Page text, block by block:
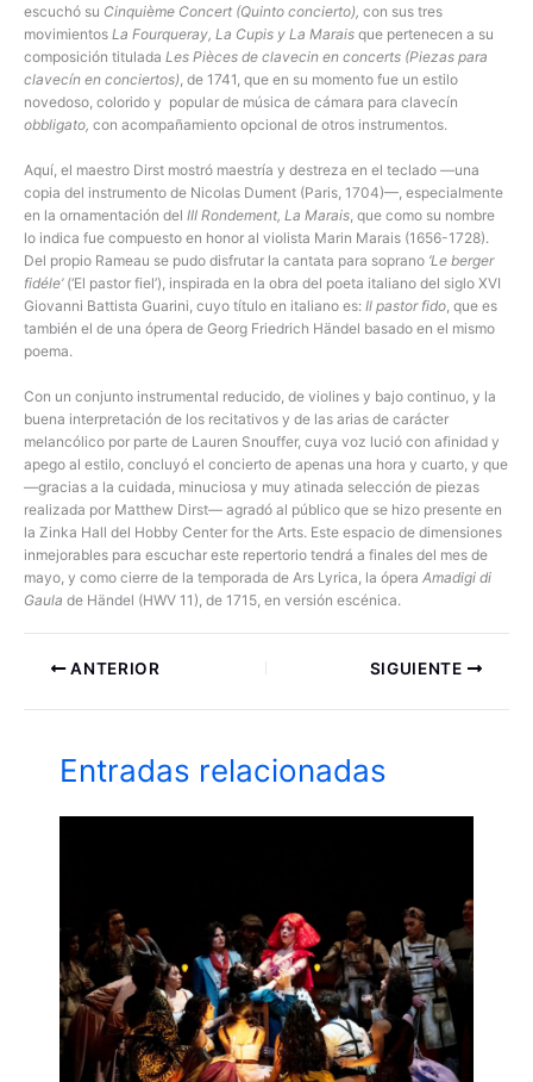
escuchó su Cinquième Concert (Quinto concierto), con sus tres
movimientos La Fourqueray, La Cupis y La Marais que pertenecen a su
composición titulada Les Pièces de clavecin en concerts (Piezas para
clavecín en conciertos) , de 1741, que en su momento fue un estilo
novedoso, colorido y popular de música de cámara para clavecín
obbligato, con acompañamiento opcional de otros instrumentos.
Aquí, el maestro Dirst mostró maestría y destreza en el teclado —una
copia del instrumento de Nicolas Dument (Paris, 1704)—, especialmente
en la ornamentación del III Rondement, La Marais, que como su nombre
lo indica fue compuesto en honor al violista Marin Marais (1656-1728).
Del propio Rameau se pudo disfrutar la cantata para soprano ‘Le berger
fidéle’(‘El pastor fiel’), inspirada en la obra del poeta italiano del siglo XVI
Giovanni Battista Guarini, cuyo título en italiano es: Il pastor fido, que es
también el de una ópera de Georg Friedrich Händel basado en el mismo
poema.
Con un conjunto instrumental reducido, de violines y bajo continuo, y la
buena interpretación de los recitativos y de las arias de carácter
melancólico por parte de Lauren Snouffer, cuya voz lució con afinidad y
apego al estilo, concluyó el concierto de apenas una hora y cuarto, y que
—gracias a la cuidada, minuciosa y muy atinada selección de piezas
realizada por Matthew Dirst— agradó al público que se hizo presente en
la Zinka Hall del Hobby Center for the Arts. Este espacio de dimensiones
inmejorables para escuchar este repertorio tendrá a finales del mes de
mayo, y como cierre de la temporada de Ars Lyrica, la ópera Amadigi di
Gaula de Händel (HWV 11), de 1715, en versión escénica.
ANTERIOR SIGUIENTE
Entradas relacionadas